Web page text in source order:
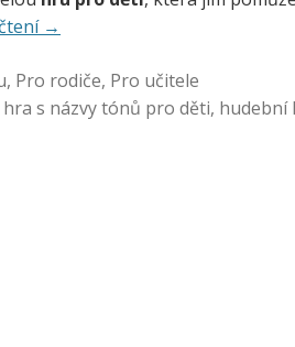
→
, Pro rodiče, Pro učitele
hra s názvy tónů pro děti, hudební